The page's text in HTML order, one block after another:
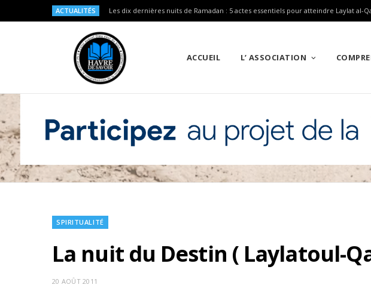
ACTUALITÉS Les dix dernières nuits de Ramadan : 5 actes essentiels pour atteindre Laylat al-
ACCUEIL L’ ASSOCIATION
SPIRITUALITÉ
La nuit du Destin ( Laylatoul-
20 AOÛT 2011